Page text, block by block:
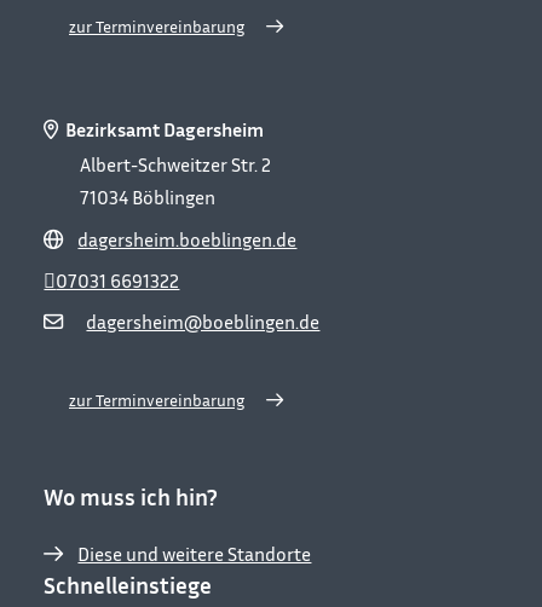
zur Terminvereinbarung
Bezirksamt Dagersheim
Albert-Schweitzer Str. 2
71034 Böblingen
dagersheim.boeblingen.de
dagersheim@boeblingen.de
07031 6691322
zur Terminvereinbarung
Wo muss ich hin?
Diese und weitere Standorte
Schnelleinstiege